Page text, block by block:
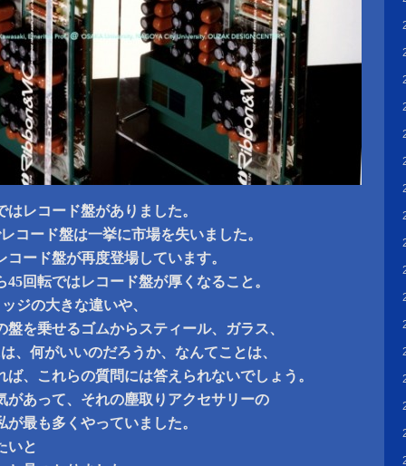
レコード盤がありました。
コード盤は一挙に市場を失いました。
ード盤が再度登場しています。
45回転ではレコード盤が厚くなること。
ジの大きな違いや、
を乗せるゴムからスティール、ガラス、
、何がいいのだろうか、なんてことは、
、これらの質問には答えられないでしょう。
があって、それの塵取りアクセサリーの
最も多くやっていました。
いと